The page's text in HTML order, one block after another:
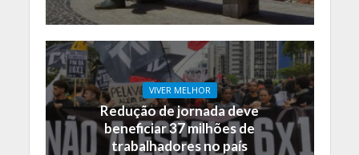
VIVER MELHOR
Redução de jornada deve
beneficiar 37 milhões de
trabalhadores no país